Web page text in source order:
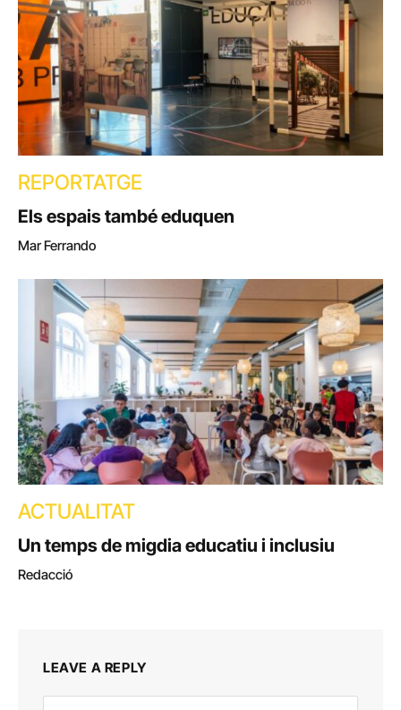
REPORTATGE
Els espais també eduquen
Mar Ferrando
ACTUALITAT
Un temps de migdia educatiu i inclusiu
Redacció
LEAVE A REPLY